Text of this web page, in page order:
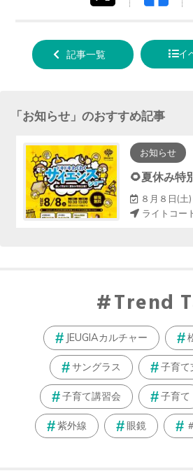
する
記事一覧 イ
「お知らせ 」のおすすめ記事
お知らせ
８月８日(
ライトコー
Trend
JEUGIAカルチャー
サングラス 子育て
子育て講習会 子育て
紫外線 眼鏡